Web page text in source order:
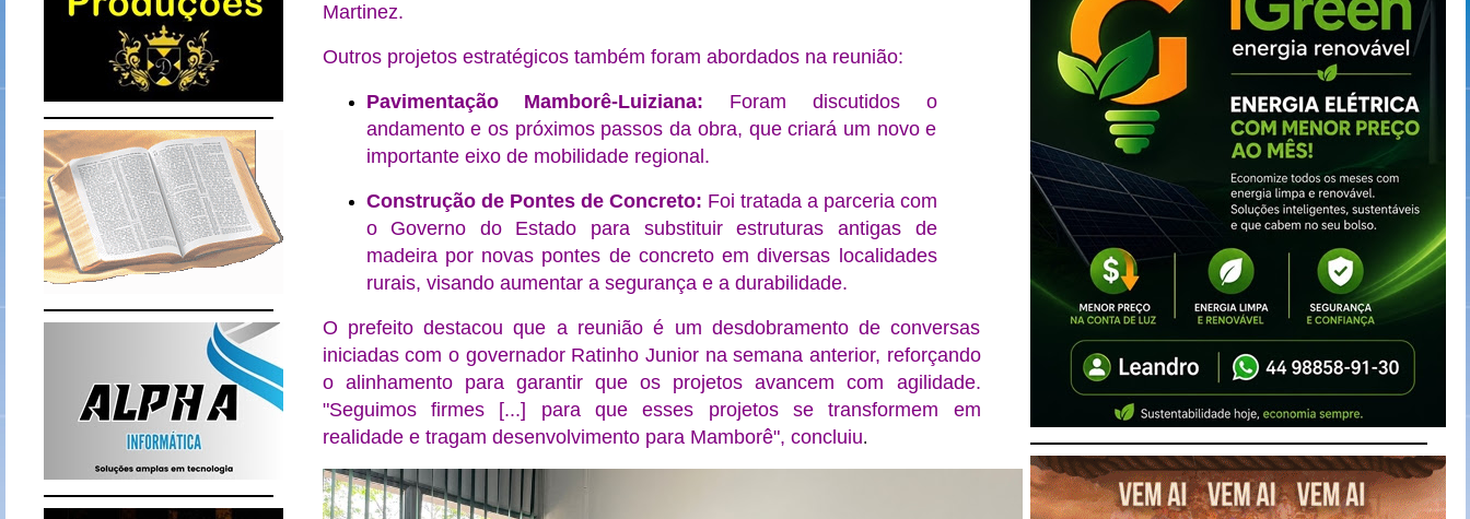
Martinez.
Outros projetos estratégicos também foram abordados na reunião:
Pavimentação Mamborê-Luiziana: Foram discutidos o
andamento e os próximos passos da obra, que criará um novo e
importante eixo de mobilidade regional.
Construção de Pontes de Concreto: Foi tratada a parceria com
o Governo do Estado para substituir estruturas antigas de
madeira por novas pontes de concreto em diversas localidades
rurais, visando aumentar a segurança e a durabilidade.
O prefeito destacou que a reunião é um desdobramento de conversas
iniciadas com o governador Ratinho Junior na semana anterior, reforçando
o alinhamento para garantir que os projetos avancem com agilidade.
"Seguimos firmes [...] para que esses projetos se transformem em
realidade e tragam desenvolvimento para Mamborê", concluiu.